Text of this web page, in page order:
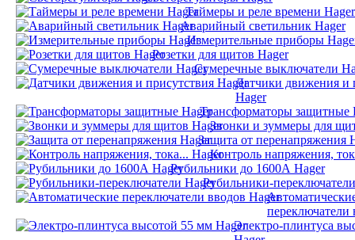
Таймеры и реле времени Hager
Аварийный светильник Hager
Измерительные приборы
Розетки для щитов Hager
Сумеречные выключатели
Датчики движения и
Hager
Трансформаторы защитные
Звонки и зуммеры для
Защита от перенапряжения
Контроль напряжения,
Рубильники до 1600А Hager
Рубильники-
переключатели
Электро-плинтуса